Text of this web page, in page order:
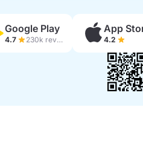
Google Play
4.7 230k reviews
App
4.2